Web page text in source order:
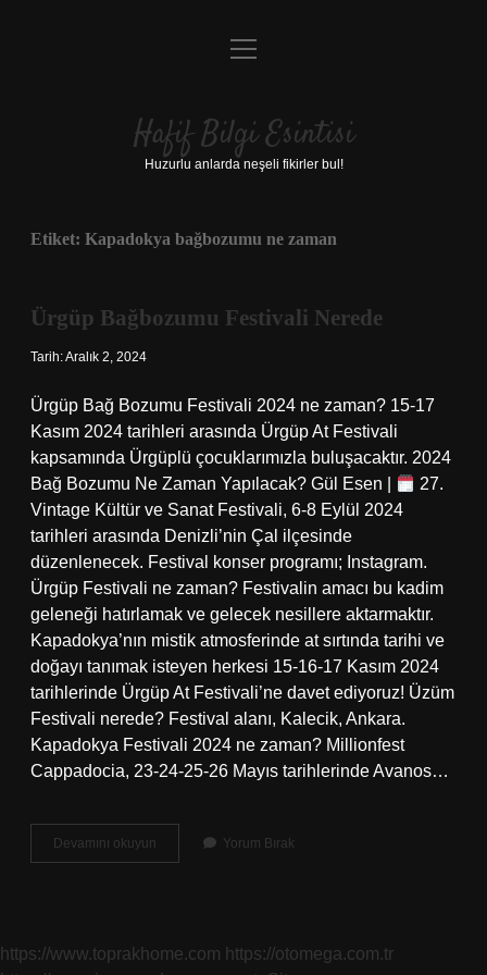
Anasayfa
Yasal Uyarı
menüyü
Hafif Bilgi Esintisi
Huzurlu anlarda neşeli fikirler bul!
Etiket: Kapadokya bağbozumu ne zaman
Ürgüp Bağbozumu Festivali Nerede
Tarih: Aralık 2, 2024
Ürgüp Bağ Bozumu Festivali 2024 ne zaman? 15-17
Kasım 2024 tarihleri ​​arasında Ürgüp At Festivali
kapsamında Ürgüplü çocuklarımızla buluşacaktır. 2024
Bağ Bozumu Ne Zaman Yapılacak? Gül Esen |
27.
Vintage Kültür ve Sanat Festivali, 6-8 Eylül 2024
tarihleri ​​arasında Denizli’nin Çal ilçesinde
düzenlenecek. Festival konser programı; Instagram.
Ürgüp Festivali ne zaman? Festivalin amacı bu kadim
geleneği hatırlamak ve gelecek nesillere aktarmaktır.
Kapadokya’nın mistik atmosferinde at sırtında tarihi ve
doğayı tanımak isteyen herkesi 15-16-17 Kasım 2024
tarihlerinde Ürgüp At Festivali’ne davet ediyoruz! Üzüm
Festivali nerede? Festival alanı, Kalecik, Ankara.
Kapadokya Festivali 2024 ne zaman? Millionfest
Cappadocia, 23-24-25-26 Mayıs tarihlerinde Avanos…
Devamını okuyun
Bağbozumu
Yorum Bırak
https://www.toprakhome.com https://otomega.com.tr